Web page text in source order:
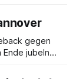
gegen
jubeln